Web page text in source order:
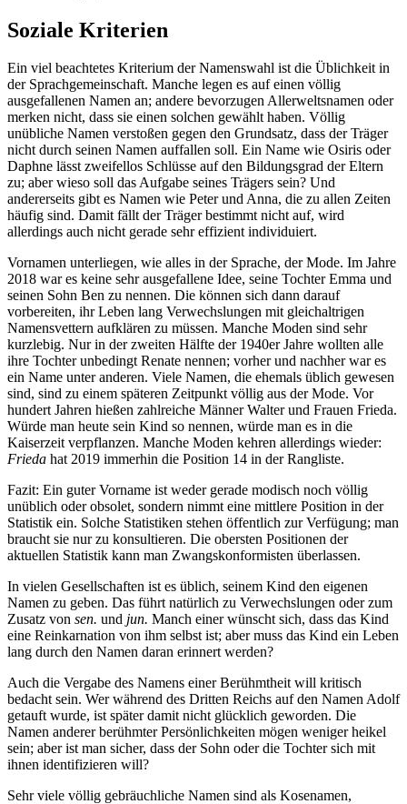
Soziale Kriterien
Ein viel beachtetes Kriterium der Namenswahl ist die Üblichkeit in
der Sprachgemeinschaft. Manche legen es auf einen völlig
ausgefallenen Namen an; andere bevorzugen Allerweltsnamen oder
merken nicht, dass sie einen solchen gewählt haben. Völlig
unübliche Namen verstoßen gegen den Grundsatz, dass der Träger
nicht durch seinen Namen auffallen soll. Ein Name wie Osiris oder
Daphne lässt zweifellos Schlüsse auf den Bildungsgrad der Eltern
zu; aber wieso soll das Aufgabe seines Trägers sein? Und
andererseits gibt es Namen wie Peter und Anna, die zu allen Zeiten
häufig sind. Damit fällt der Träger bestimmt nicht auf, wird
allerdings auch nicht gerade sehr effizient individuiert.
Vornamen unterliegen, wie alles in der Sprache, der Mode. Im Jahre
2018 war es keine sehr ausgefallene Idee, seine Tochter Emma und
seinen Sohn Ben zu nennen. Die können sich dann darauf
vorbereiten, ihr Leben lang Verwechslungen mit gleichaltrigen
Namensvettern aufklären zu müssen. Manche Moden sind sehr
kurzlebig. Nur in der zweiten Hälfte der 1940er Jahre wollten alle
ihre Tochter unbedingt Renate nennen; vorher und nachher war es
ein Name unter anderen. Viele Namen, die ehemals üblich gewesen
sind, sind zu einem späteren Zeitpunkt völlig aus der Mode. Vor
hundert Jahren hießen zahlreiche Männer Walter und Frauen Frieda.
Würde man heute sein Kind so nennen, würde man es in die
Kaiserzeit verpflanzen. Manche Moden kehren allerdings wieder:
Frieda hat 2019 immerhin die Position 14 in der Rangliste.
Fazit: Ein guter Vorname ist weder gerade modisch noch völlig
unüblich oder obsolet, sondern nimmt eine mittlere Position in der
Statistik ein. Solche Statistiken stehen öffentlich zur Verfügung; man
braucht sie nur zu konsultieren. Die obersten Positionen der
aktuellen Statistik kann man Zwangskonformisten überlassen.
In vielen Gesellschaften ist es üblich, seinem Kind den eigenen
Namen zu geben. Das führt natürlich zu Verwechslungen oder zum
Zusatz von sen. und jun. Manch einer wünscht sich, dass das Kind
eine Reinkarnation von ihm selbst ist; aber muss das Kind ein Leben
lang durch den Namen daran erinnert werden?
Auch die Vergabe des Namens einer Berühmtheit will kritisch
bedacht sein. Wer während des Dritten Reichs auf den Namen Adolf
getauft wurde, ist später damit nicht glücklich geworden. Die
Namen anderer berühmter Persönlichkeiten mögen weniger heikel
sein; aber ist man sicher, dass der Sohn oder die Tochter sich mit
ihnen identifizieren will?
Sehr viele völlig gebräuchliche Namen sind als Kosenamen,